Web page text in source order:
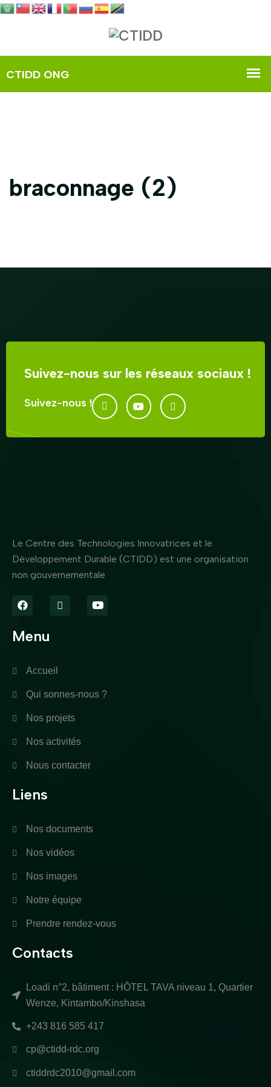
braconnage (2)
Suivez-nous sur les réseaux sociaux !
Suivez-nous !
Le Centre des Technologies Innovatrices et le
Développement Durable (CTIDD) est une organisation
non gouvernementale
Menu
Accueil
Qui sonnes-nous ?
Nos projets
Nos activités
Nous contacter
Liens
Nos documents
Nos vidéos
Nos images
Notre équipe
Prendre rendez-vous
Contacts
Loadi n°2, bâtiment : HÔTEL TAVA niveau 1, Quartier
Wenze, Kintambo/Kinshasa
+243 816 585 417
cp@ctidd-rdc.org
ctiddrdc2010@gmail.com